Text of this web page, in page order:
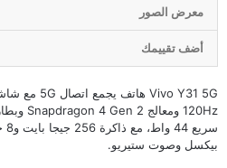
معرض الصور
أضف تقييمك
بيكسل وصوت ستيريو.